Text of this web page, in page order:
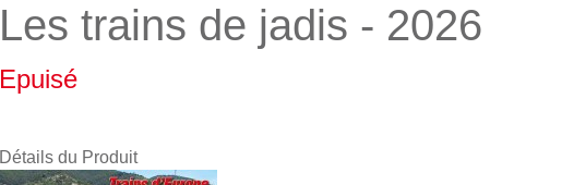
Les trains de jadis - 2026
Epuisé
Détails du Produit